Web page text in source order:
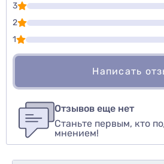
3
2
1
Написать
авторизуйтесь иливойдите
Оценить товар
Отзывов еще нет
Станьте первым, кто
мнением!